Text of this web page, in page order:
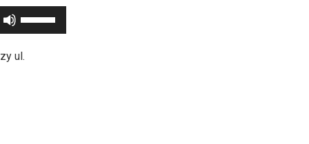
strzałek
do
ul.